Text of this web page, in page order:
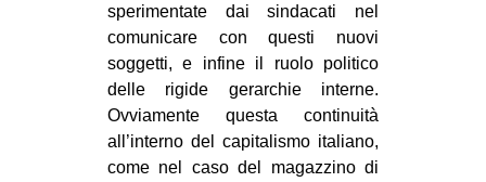
sperimentate dai sindacati nel
comunicare con questi nuovi
soggetti, e infine il ruolo politico
delle rigide gerarchie interne.
Ovviamente questa continuità
all’interno del capitalismo italiano,
come nel caso del magazzino di